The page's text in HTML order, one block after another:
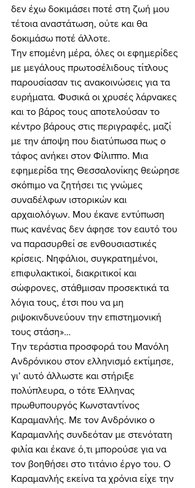
δεν έχω δοκιμάσει ποτέ στη ζωή μου
τέτοια αναστάτωση, ούτε και θα
δοκιμάσω ποτέ άλλοτε.
Την επομένη μέρα, όλες οι εφημερίδες
με μεγάλους πρωτοσέλιδους τίτλους
παρουσίασαν τις ανακοινώσεις για τα
ευρήματα. Φυσικά οι χρυσές λάρνακες
και το βάρος τους αποτελούσαν το
κέντρο βάρους στις περιγραφές, μαζί
με την άποψη που διατύπωσα πως ο
τάφος ανήκει στον Φίλιππο. Μια
εφημερίδα της Θεσσαλονίκης θεώρησε
σκόπιμο να ζητήσει τις γνώμες
συναδέλφων ιστορικών και
αρχαιολόγων. Μου έκανε εντύπωση
πως κανένας δεν άφησε τον εαυτό του
να παρασυρθεί σε ενθουσιαστικές
κρίσεις. Νηφάλιοι, συγκρατημένοι,
επιφυλακτικοί, διακριτικοί και
σώφρονες, στάθμισαν προσεκτικά τα
λόγια τους, έτσι που να μη
ριψοκινδυνεύουν την επιστημονική
τους στάση»…
Την τεράστια προσφορά του Μανόλη
Ανδρόνικου στον ελληνισμό εκτίμησε,
γι’ αυτό άλλωστε και στήριξε
πολύπλευρα, ο τότε Έλληνας
πρωθυπουργός Κωνσταντίνος
Καραμανλής. Με τον Ανδρόνικο ο
Καραμανλής συνδεόταν με στενότατη
φιλία και έκανε ό,τι μπορούσε για να
τον βοηθήσει στο τιτάνιο έργο του. Ο
Καραμανλής εκείνα τα χρόνια είχε την